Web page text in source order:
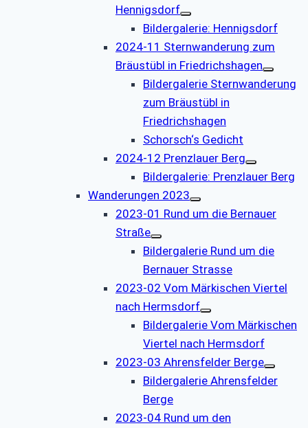
Hennigsdorf
Bildergalerie: Hennigsdorf
2024-11 Sternwanderung zum
Bräustübl in Friedrichshagen
Bildergalerie Sternwanderung
zum Bräustübl in
Friedrichshagen
Schorsch‘s Gedicht
2024-12 Prenzlauer Berg
Bildergalerie: Prenzlauer Berg
Wanderungen 2023
2023-01 Rund um die Bernauer
Straße
Bildergalerie Rund um die
Bernauer Strasse
2023-02 Vom Märkischen Viertel
nach Hermsdorf
Bildergalerie Vom Märkischen
Viertel nach Hermsdorf
2023-03 Ahrensfelder Berge
Bildergalerie Ahrensfelder
Berge
2023-04 Rund um den